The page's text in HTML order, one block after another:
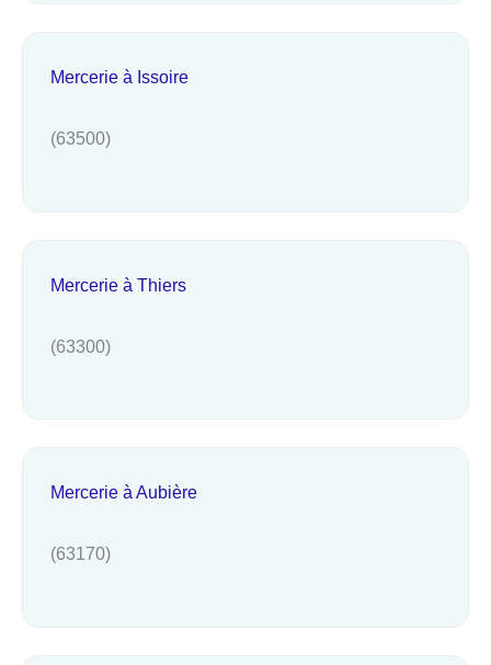
Mercerie à Issoire
(63500)
Mercerie à Thiers
(63300)
Mercerie à Aubière
(63170)